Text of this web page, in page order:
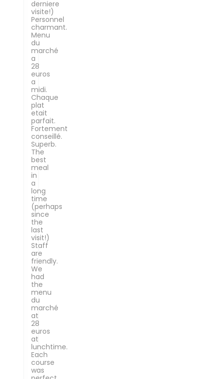
derniere
visite!)
Personnel
charmant.
Menu
du
marché
a
28
euros
a
midi.
Chaque
plat
etait
parfait.
Fortement
conseillé.
Superb.
The
best
meal
in
a
long
time
(perhaps
since
the
last
visit!)
Staff
are
friendly.
We
had
the
menu
du
marché
at
28
euros
at
lunchtime.
Each
course
was